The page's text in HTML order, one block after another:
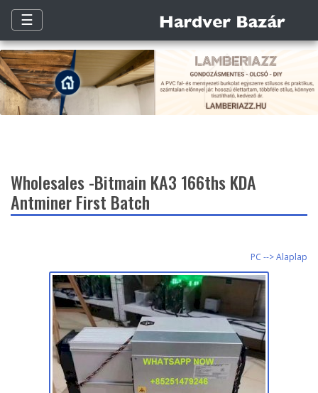
☰
Wholesales -Bitmain KA3 166ths KDA
Antminer First Batch
PC --> Alaplap